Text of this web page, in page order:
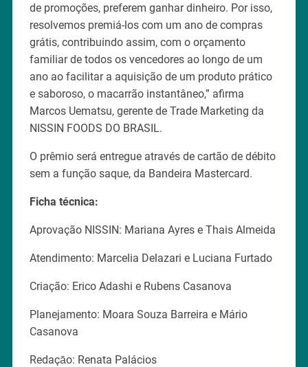
de promoções, preferem ganhar dinheiro. Por isso,
resolvemos premiá-los com um ano de compras
grátis, contribuindo assim, com o orçamento
familiar de todos os vencedores ao longo de um
ano ao facilitar a aquisição de um produto prático
e saboroso, o macarrão instantâneo,” afirma
Marcos Uematsu, gerente de Trade Marketing da
NISSIN FOODS DO BRASIL.
O prêmio será entregue através de cartão de débito
sem a função saque, da Bandeira Mastercard.
Ficha técnica:
Aprovação NISSIN: Mariana Ayres e Thais Almeida
Atendimento: Marcelia Delazari e Luciana Furtado
Criação: Erico Adashi e Rubens Casanova
Planejamento: Moara Souza Barreira e Mário
Casanova
Redaçāo: Renata Palácios